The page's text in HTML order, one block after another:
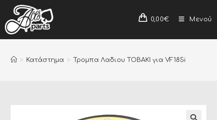
0,00€ Μενού
> Κατάστημα > Τρομπα Λαδιου TOBAKI για VF185i